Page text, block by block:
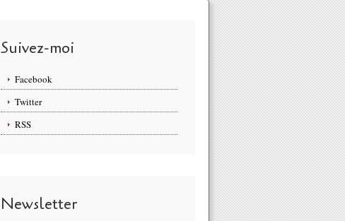
Suivez-moi
Facebook
Twitter
RSS
Newsletter